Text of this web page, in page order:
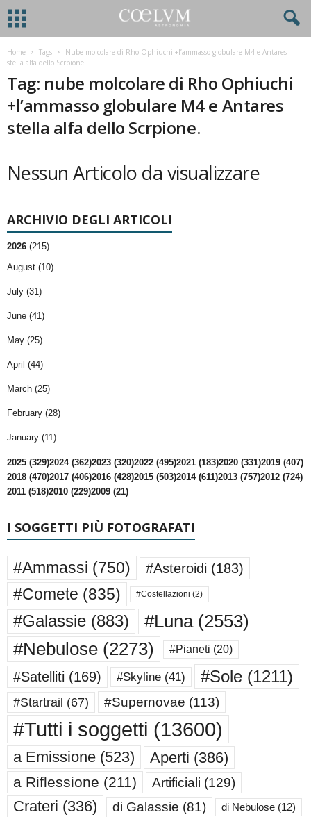
Home Tags
Nube molcolare di Rho Ophiuchi +l’ammasso globulare M4 e Antares
stella alfa dello Scrpione.
Tag: nube molcolare di Rho Ophiuchi
+l’ammasso globulare M4 e Antares
stella alfa dello Scrpione.
Nessun Articolo da visualizzare
ARCHIVIO DEGLI ARTICOLI
2026 (215)
August (10)
July (31)
June (41)
May (25)
April (44)
March (25)
February (28)
January (11)
2025 (329)2024 (362)2023 (320)2022 (495)2021 (183)2020 (331)2019 (407)
2018 (470)2017 (406)2016 (428)2015 (503)2014 (611)2013 (757)2012 (724)
2011 (518)2010 (229)2009 (21)
I SOGGETTI PIÙ FOTOGRAFATI
#Ammassi (750) #Asteroidi (183)
#Comete (835) #Costellazioni (2)
#Galassie (883) #Luna(2553)
#Nebulose (2273) #Pianeti (20)
#Satelliti (169) #Skyline (41) #Sole (1211)
#Startrail (67) #Supernovae (113)
#Tutti i soggetti (13600)
a Emissione (523) Aperti (386)
a Riflessione (211) Artificiali (129)
Crateri (336) di Galassie (81) di Nebulose (12)